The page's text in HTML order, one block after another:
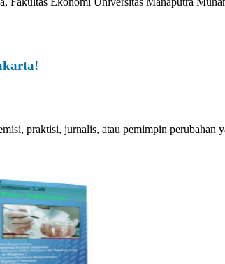
praktisi, jurnalis, atau pemimpin perubahan